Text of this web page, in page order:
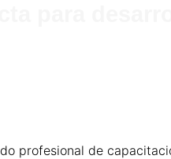
profesional de